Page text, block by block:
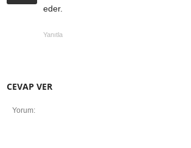
eder.
Yanıtla
CEVAP VER